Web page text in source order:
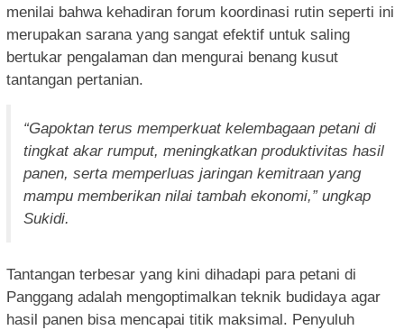
menilai bahwa kehadiran forum koordinasi rutin seperti ini
merupakan sarana yang sangat efektif untuk saling
bertukar pengalaman dan mengurai benang kusut
tantangan pertanian.
“Gapoktan terus memperkuat kelembagaan petani di
tingkat akar rumput, meningkatkan produktivitas hasil
panen, serta memperluas jaringan kemitraan yang
mampu memberikan nilai tambah ekonomi,” ungkap
Sukidi.
Tantangan terbesar yang kini dihadapi para petani di
Panggang adalah mengoptimalkan teknik budidaya agar
hasil panen bisa mencapai titik maksimal. Penyuluh